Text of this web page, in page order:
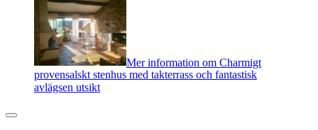
Mer information om Charmigt
provensalskt stenhus med takterrass och fantastisk
avlägsen utsikt